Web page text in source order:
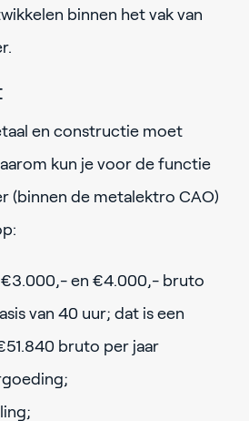
binnen het vak van
en constructie moet
kun je voor de functie
(binnen de metalektro CAO)
€3.000,- en €4.000,- bruto
van 40 uur; dat is een
bruto per jaar